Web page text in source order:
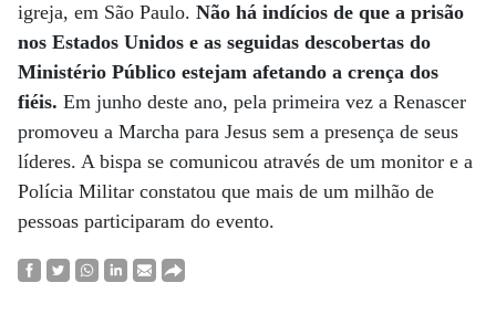
igreja, em São Paulo. Não há indícios de que a prisão
nos Estados Unidos e as seguidas descobertas do
Ministério Público estejam afetando a crença dos
fiéis. Em junho deste ano, pela primeira vez a Renascer
promoveu a Marcha para Jesus sem a presença de seus
líderes. A bispa se comunicou através de um monitor e a
Polícia Militar constatou que mais de um milhão de
pessoas participaram do evento.